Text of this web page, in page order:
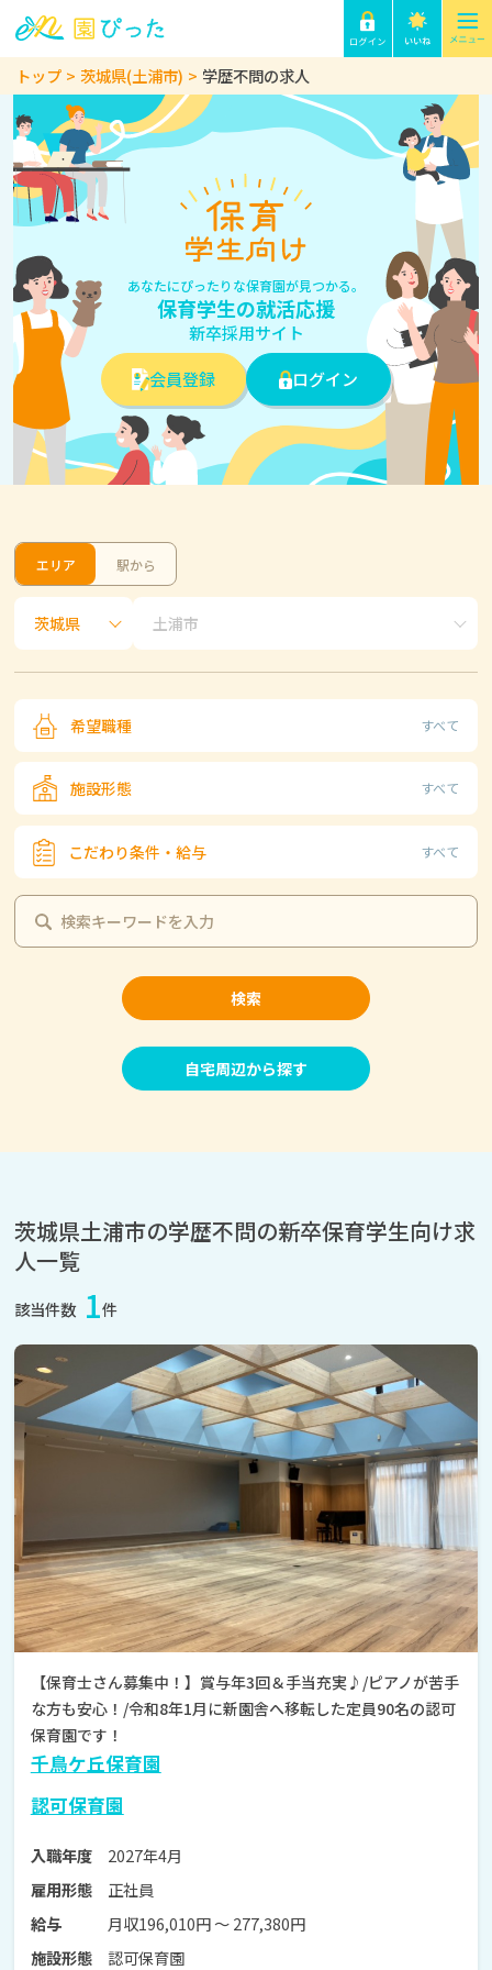
トップ 茨城県(土浦市) 学歴不問の求人
あなたにぴったりな保育園が見つかる。
保育学生の就活応援
新卒採用サイト
会員登録
ログイン
エリア 駅から
希望職種 すべて
施設形態 すべて
こだわり条件・給与 すべて
検索
自宅周辺から探す
茨城県土浦市の学歴不問の新卒保育学生向け求
人一覧
該当件数 1件
【保育士さん募集中！】賞与年3回＆手当充実♪/ピアノが苦手
な方も安心！/令和8年1月に新園舎へ移転した定員90名の認可
保育園です！
千鳥ケ丘保育園
認可保育園
入職年度
2027年4月
雇用形態
正社員
給与
月収196,010円 〜 277,380円
施設形態
認可保育園